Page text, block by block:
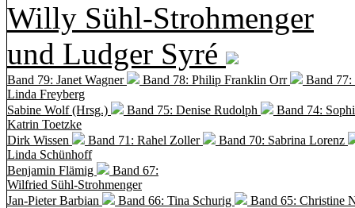
Willy Sühl-Strohmenger
und Ludger Syré
Band 79: Janet Wagner Band 78: Philip Franklin Orr
Band
Linda Freyberg
Sabine Wolf (Hrsg.)
Band 75: Denise Rudolph
Band 74:
Katrin Toetzke
Dirk Wissen
Band 71: Rahel Zoller
Band 70: Sabrina Lorenz
Linda Schünhoff
Benjamin Flämig
Band 67:
Wilfried Sühl-Strohmenger
Jan-Pieter Barbian
Band 66: Tina Schurig
Band 65: Christine